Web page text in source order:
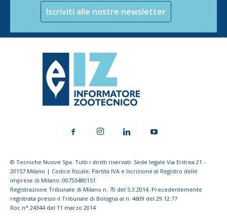
Iscriviti alle nostre newsletter
© Tecniche Nuove Spa. Tutti i diritti riservati. Sede legale Via Eritrea 21 -
20157 Milano | Codice fiscale, Partita IVA e Iscrizione al Registro delle
imprese di Milano: 00753480151
Registrazione Tribunale di Milano n. 70 del 5.3.2014. Precedentemente
registrata presso il Tribunale di Bologna al n. 4609 del 29.12.77
Roc n° 24344 del 11 marzo 2014